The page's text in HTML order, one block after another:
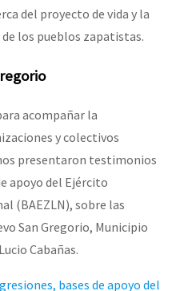
del proyecto de vida y la
los pueblos zapatistas.
acompañar la
y colectivos
presentaron testimonios
apoyo del Ejército
(BAEZLN), sobre las
San Gregorio, Municipio
Cabañas.
bases de apoyo del